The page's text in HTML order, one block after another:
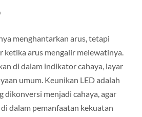
menghantarkan arus, tetapi
ketika arus mengalir melewatinya.
di dalam indikator cahaya, layar
umum. Keunikan LED adalah
dikonversi menjadi cahaya, agar
dalam pemanfaatan kekuatan